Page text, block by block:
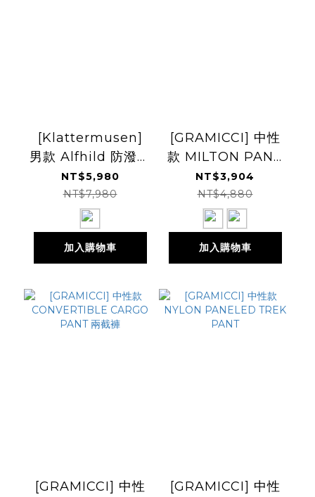
[Klattermusen]
男款 Alfhild 防潑輕
量快乾長褲
NT$5,980
NT$7,980
加入購物車
[GRAMICCI] 中性
款 MILTON PANT
休閒長褲
NT$3,904
NT$4,880
加入購物車
[GRAMICCI] 中性
[GRAMICCI] 中性